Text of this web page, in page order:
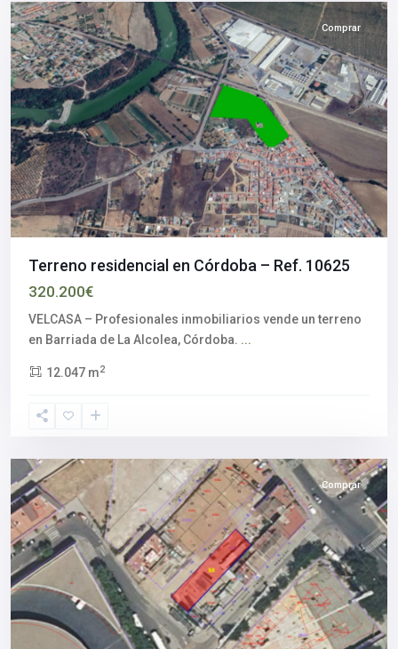
Comprar
Terreno residencial en Córdoba – Ref. 10625
320.200€
VELCASA – Profesionales inmobiliarios vende un terreno
en Barriada de La Alcolea, Córdoba. ...
12.047 m2
Comprar